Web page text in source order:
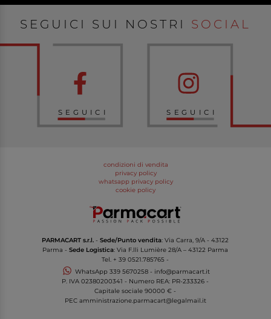
SEGUICI SUI NOSTRI SOCIAL
SEGUICI SEGUICI
condizioni di vendita
privacy policy
whatsapp privacy policy
cookie policy
PARMACART s.r.l. -Sede/Punto vendita: Via Carra, 9/A - 43122
Parma -Sede Logistica: Via F.lli Lumière 28/A – 43122 Parma
Tel. + 39 0521.785765 -
WhatsApp 339 5670258- info@parmacart.it
P. IVA02380200341 - Numero REA: PR-233326 -
Capitale sociale 90000 € -
PEC amministrazione.parmacart@legalmail.it